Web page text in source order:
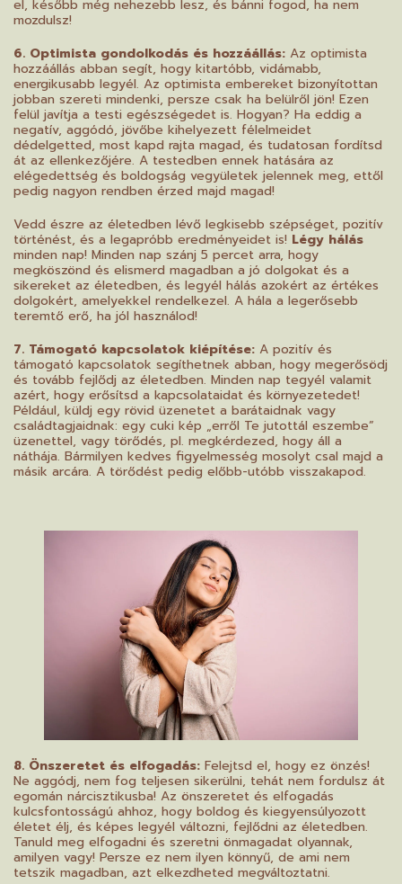
el, később még nehezebb lesz, és bánni fogod, ha nem
mozdulsz!
6. Optimista gondolkodás és hozzáállás: Az optimista
hozzáállás abban segít, hogy kitartóbb, vidámabb,
energikusabb legyél. Az optimista embereket bizonyítottan
jobban szereti mindenki, persze csak ha belülről jön! Ezen
felül javítja a testi egészségedet is. Hogyan? Ha eddig a
negatív, aggódó, jövőbe kihelyezett félelmeidet
dédelgetted, most kapd rajta magad, és tudatosan fordítsd
át az ellenkezőjére. A testedben ennek hatására az
elégedettség és boldogság vegyületek jelennek meg, ettől
pedig nagyon rendben érzed majd magad!
Vedd észre az életedben lévő legkisebb szépséget, pozitív
történést, és a legapróbb eredményeidet is! Légy hálás
minden nap! Minden nap szánj 5 percet arra, hogy
megköszönd és elismerd magadban a jó dolgokat és a
sikereket az életedben, és legyél hálás azokért az értékes
dolgokért, amelyekkel rendelkezel. A hála a legerősebb
teremtő erő, ha jól használod!
7. Támogató kapcsolatok kiépítése: A pozitív és
támogató kapcsolatok segíthetnek abban, hogy megerősödj
és tovább fejlődj az életedben. Minden nap tegyél valamit
azért, hogy erősítsd a kapcsolataidat és környezetedet!
Például, küldj egy rövid üzenetet a barátaidnak vagy
családtagjaidnak: egy cuki kép „erről Te jutottál eszembe”
üzenettel, vagy törődés, pl. megkérdezed, hogy áll a
náthája. Bármilyen kedves figyelmesség mosolyt csal majd a
másik arcára. A törődést pedig előbb-utóbb visszakapod.
8. Önszeretet és elfogadás: Felejtsd el, hogy ez önzés!
Ne aggódj, nem fog teljesen sikerülni, tehát nem fordulsz át
egomán nárcisztikusba! Az önszeretet és elfogadás
kulcsfontosságú ahhoz, hogy boldog és kiegyensúlyozott
életet élj, és képes legyél változni, fejlődni az életedben.
Tanuld meg elfogadni és szeretni önmagadat olyannak,
amilyen vagy! Persze ez nem ilyen könnyű, de ami nem
tetszik magadban, azt elkezdheted megváltoztatni.